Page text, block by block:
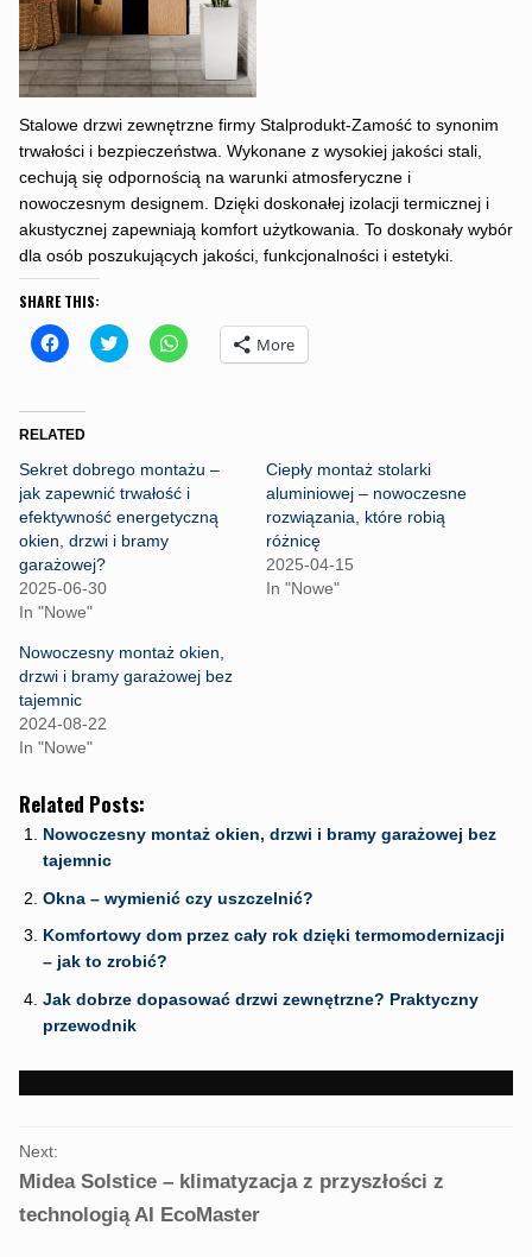
Stalowe drzwi zewnętrzne firmy Stalprodukt-Zamość to synonim
trwałości i bezpieczeństwa. Wykonane z wysokiej jakości stali,
cechują się odpornością na warunki atmosferyczne i
nowoczesnym designem. Dzięki doskonałej izolacji termicznej i
akustycznej zapewniają komfort użytkowania. To doskonały wybór
dla osób poszukujących jakości, funkcjonalności i estetyki.
SHARE THIS:
C
l
t
o
h
a
r
e
o
n
F
a
c
b
o
k
(
O
p
e
n
s
n
e
w
w
i
d
o
)
C
l
h
a
r
e
o
n
r
(
O
e
w
w
o
w
C
l
h
a
r
e
o
p
p
(
w
d
o
)
More
RELATED
Sekret dobrego montażu –
jak zapewnić trwałość i
efektywność energetyczną
okien, drzwi i bramy
garażowej?
2025-06-30
In "Nowe"
Ciepły montaż stolarki
aluminiowej – nowoczesne
rozwiązania, które robią
różnicę
2025-04-15
In "Nowe"
Nowoczesny montaż okien,
drzwi i bramy garażowej bez
tajemnic
2024-08-22
In "Nowe"
Related Posts:
Nowoczesny montaż okien, drzwi i bramy garażowej bez
tajemnic
Okna – wymienić czy uszczelnić?
Komfortowy dom przez cały rok dzięki termomodernizacji
– jak to zrobić?
Jak dobrze dopasować drzwi zewnętrzne? Praktyczny
przewodnik
PORTFOLIO
NAVIGATION
Next:
Midea Solstice – klimatyzacja z przyszłości z
technologią AI EcoMaster